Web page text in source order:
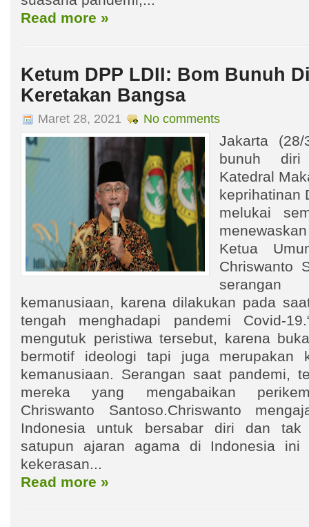
Read more »
Ketum DPP LDII: Bom Bunuh
Keretakan Bangsa
Maret 28, 2021 No comments
Jakarta
bunuh diri
Katedral
keprihatinan
melukai
Ketua
Chriswanto
kemanusiaan, karena dilakukan pada
tengah menghadapi pandemi Covid-
mengutuk peristiwa tersebut, karena
bermotif ideologi tapi juga merupakan
kemanusiaan. Serangan saat pandemi,
mereka yang mengabaikan
Chriswanto Santoso.Chriswanto
Indonesia untuk bersabar diri dan tak
satupun ajaran agama di Indonesia ini
kekerasan...
Read more »